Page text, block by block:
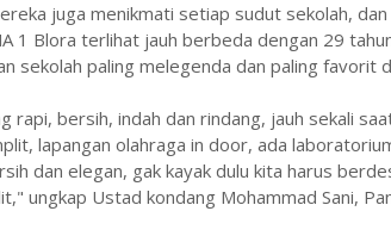
juga menikmati setiap sudut sekolah,
1 Blora terlihat jauh berbeda dengan 29
sekolah paling melegenda dan paling favorit
rapi, bersih, indah dan rindang, jauh sekali
lapangan olahraga in door, ada
dan elegan, gak kayak dulu kita harus
ungkap Ustad kondang Mohammad Sani,